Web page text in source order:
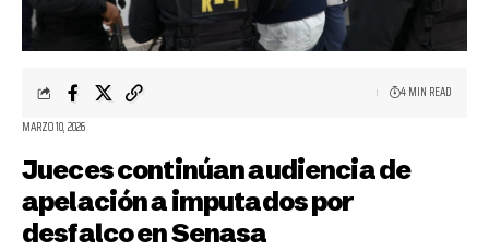
MARZO 10, 2026
4 MIN READ
Jueces continúan audiencia de
apelación a imputados por
desfalco en Senasa